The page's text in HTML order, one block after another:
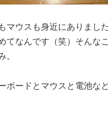
マウスも身近にありまし
てなんです（笑）そんな
。
ボードとマウスと電池な